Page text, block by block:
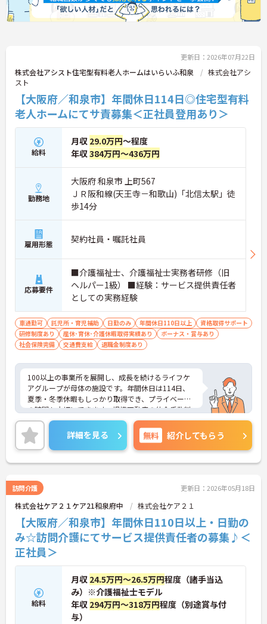
更新日：2026年07月22日
株式会社アシスト住宅型有料老人ホームはいらいふ和泉
株式会社アシ
スト
【大阪府／和泉市】年間休日114日◎住宅型有料
老人ホームにてサ責募集＜正社員登用あり＞
給料
月収 29.0万円～程度
年収384万円～436万円
勤務地
大阪府 和泉市 上町567
ＪＲ阪和線(天王寺－和歌山)「北信太駅」徒
歩14分
雇用形態 契約社員・嘱託社員
応募要件
■介護福祉士、介護福祉士実務者研修（旧
ヘルパー1級） ■経験：サービス提供責任者
としての実務経験
車通勤可 託児所・育児補助 日勤のみ 年間休日110日以上
資格取得サポート
研修制度あり
産休･育休･介護休暇取得実績あり
ボーナス・賞与あり
社会保険完備
交通費支給 退職金制度あり
100以上の事業所を展開し、成長を続けるライフケ
アグループが母体の施設です。年間休日は114日、
夏季・冬季休暇もしっかり取得でき、プライベート
の時間も大切にできます。提携不動産の仲介手数料
無料や企業主導型保育園の社員割引、鍼灸整骨院の
無料診療など、同法人ならではのユニークな福利厚
生も魅力です。「仕事を楽しむ」をモットーに、ア
ットホームでゆったりとした雰囲気のなか、あなた
の意見やアイデアを活かせます。資格取得支援やキ
にしながら安定した組織で長くキャリアを築きたい
方、向上心を持って積極的に業務に取り組める方か
らのご応募をお待ちしております。 ご興味のある方
は詳細等をお伝えしますので、お気軽にお問い合わ
せください。
詳細を見る 無料 紹介してもらう
訪問介護 更新日：2026年05月18日
株式会社ケア２１ケア21和泉府中 株式会社ケア２１
【大阪府／和泉市】年間休日110日以上・日勤の
み☆訪問介護にてサービス提供責任者の募集♪＜
正社員＞
給料
月収 24.5万円～26.5万円程度（諸手当込
み）※介護福祉士モデル
年収 294万円～318万円程度（別途賞与付
与）